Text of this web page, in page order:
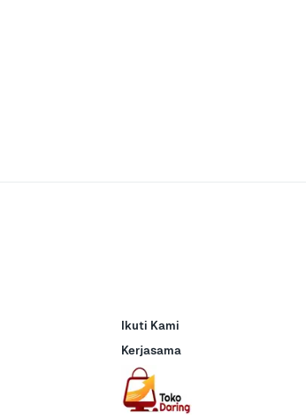
Ikuti Kami
Kerjasama